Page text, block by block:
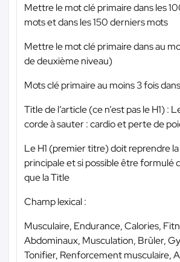
Mettre le mot clé primaire dans les
mots et dans les 150 derniers mots
Mettre le mot clé primaire dans au
de deuxième niveau)
Mots clé primaire au moins 3 fois
Title de l’article (ce n’est pas le H1) :
corde à sauter : cardio et perte de
Le H1 (premier titre) doit reprendre
principale et si possible être
que la Title
Champ lexical :
Musculaire, Endurance, Calories,
Abdominaux, Musculation, Brûler,
Tonifier, Renforcement musculaire,